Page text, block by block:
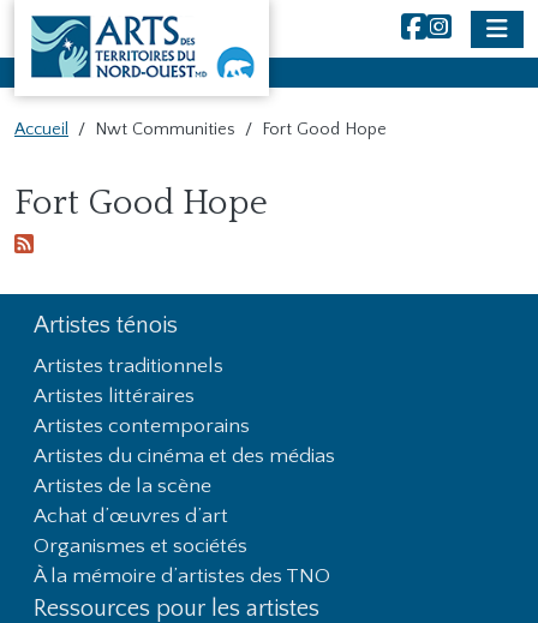
Aller au contenu principal
NWT Arts
Accueil Nwt Communities Fort Good Hope
Main Content
Fort Good Hope
Footer First
Artistes ténois
Artistes traditionnels
Artistes littéraires
Artistes contemporains
Artistes du cinéma et des médias
Artistes de la scène
Achat d’œuvres d’art
Organismes et sociétés
À la mémoire d’artistes des TNO
Ressources pour les artistes